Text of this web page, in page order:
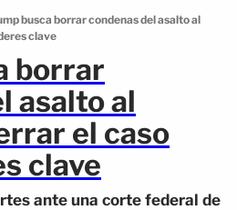
busca borrar condenas del asalto al
clave
borrar
asalto al
el caso
clave
ante una corte federal de